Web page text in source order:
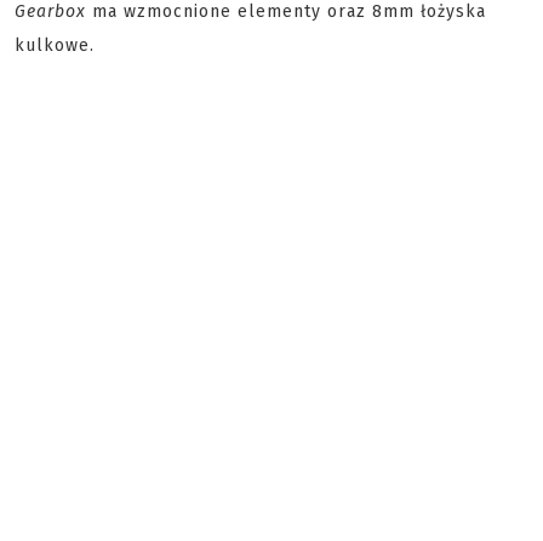
Gearbox ma wzmocnione elementy oraz 8mm łożyska
kulkowe.